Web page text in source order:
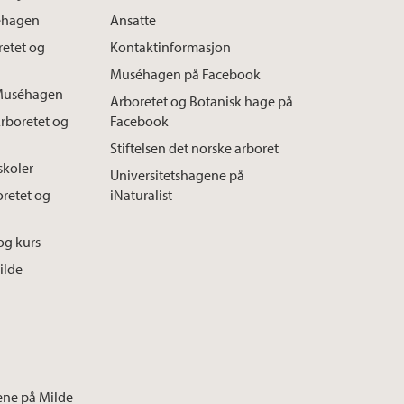
og
og
og
kurs
på Milde
Ansatte
Kontaktinformasjon
Muséhagen på Facebook
Arboretet og Botanisk hage på
Facebook
Stiftelsen det norske arboret
Universitetshagene på
iNaturalist